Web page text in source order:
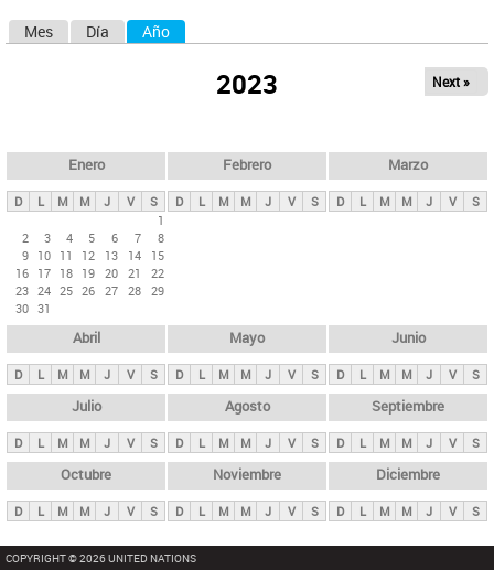
ds
p
n
c
i
p
l
e
s
Mes Día Año
2023 Next »
Enero
D L M M J V
S
1
2
3 4 5 6 7
8
9 10 11 12 13 14
15
16 17 18 19 20 21
22
23 24 25 26 27 28 29
30 31
Febrero
D L M M J V S
Marzo
D L M M J V S
Abril
D L M M J V S
Mayo
D L M M J V S
Junio
D L M M J V S
Julio
D L M M J V S
Agosto
D L M M J V S
Septiembre
D L M M J V S
Octubre
D L M M J V S
Noviembre
D L M M J V S
Diciembre
D L M M J V S
COPYRIGHT © 2026 UNITED NATIONS